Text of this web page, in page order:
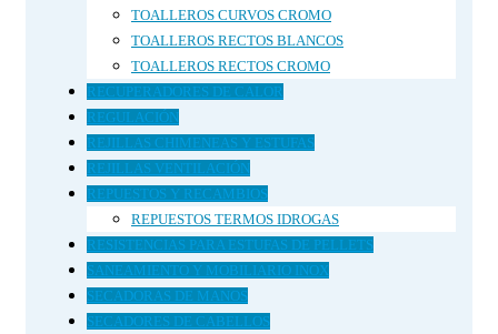
TOALLEROS CURVOS CROMO
TOALLEROS RECTOS BLANCOS
TOALLEROS RECTOS CROMO
RECUPERADORES DE CALOR
REGULACIÓN
REJILLAS CHIMENEAS Y ESTUFAS
REJILLAS VENTILACIÓN
REPUESTOS Y RECAMBIOS
REPUESTOS TERMOS IDROGAS
RESISTENCIAS PARA ESTUFAS DE PELLETS
SANEAMIENTO Y MOBILIARIO INOX
SECADORAS DE MANOS
SECADORES DE CABELLOS